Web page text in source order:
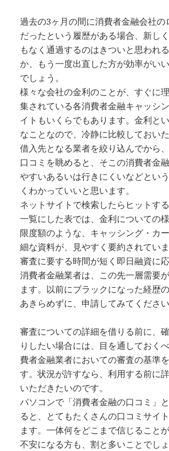
過去の3ヶ月の間に消費者金融会社の
だったという履歴がある場合、新し
もなく通過するのはきついと思われ
か、もう一度出直した方が効率がい
でしょう。
様々な会社の金利のことが、すぐに
集されている各消費者金融キャッシ
イトもいくらでもあります。金利と
なことなので、冷静に比較しておい
借入先となる業者を絞り込んでから
口コミを眺めると、そこの消費者金
やすいあるいは行きにくいなどとい
くわかっていいと思います。
ネットサイトで検索したらヒットす
一覧にした表では、金利についての
限度額のような、キャッシング・カ
細な資料が、見やすく要約されていま
審査に要する時間が短く即日融資に
消費者金融業者は、この先一層需要
ます。以前にブラックになった経歴
あきらめずに、申請してみてください
審査についての詳細を借りる前に、
りしたい場合には、目を通しておく
費者金融業者においての審査の基準
す。状況が許すなら、利用する前に
いただきたいのです。
パソコンで「消費者金融の口コミ」
ると、とてもたくさんの口コミサイ
ます。一体何をどこまで信じること
不安になる方も、割と多いことでしょ